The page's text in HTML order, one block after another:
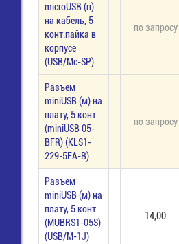
microUSB (п)
на кабель, 5
конт.пайка в
корпусе
(USB/Mc-SP)
по запросу
Разъем
miniUSB (м) на
плату, 5 конт.
(miniUSB 05-
BFR) (KLS1-
229-5FA-B)
по запросу
Разъем
miniUSB (м) на
плату, 5 конт.
(MUBRS1-05S)
(USB/M-1J)
14,00